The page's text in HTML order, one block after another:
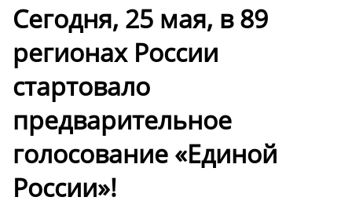
Сегодня, 25 мая, в 89
регионах России
стартовало
предварительное
голосование «Единой
России»!